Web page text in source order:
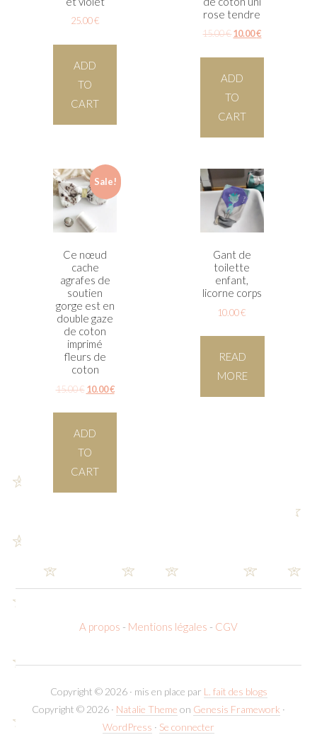
25.00€
ADD
TO
CART
rose tendre
15.00€10.00€
ADD
TO
CART
Sale!
Ce nœud
cache
agrafes de
soutien
gorge est en
double gaze
de coton
imprimé
fleurs de
coton
15.00€ 10.00€
ADD
TO
CART
Gant de
toilette
enfant,
licorne corps
10.00€
READ
MORE
A propos - Mentions légales - CGV
Copyright © 2026 · mis en place par L. fait des blogs
Copyright © 2026 · Natalie Theme on Genesis Framework ·
WordPress · Se connecter